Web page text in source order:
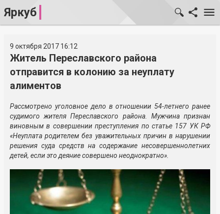
Яркуб
9 октября 2017 16:12
Житель Переславского района
отправится в колонию за неуплату
алиментов
Рассмотрено уголовное дело в отношении 54-летнего ранее
судимого жителя Переславского района. Мужчина признан
виновным в совершении преступления по статье 157 УК РФ
«Неуплата родителем без уважительных причин в нарушении
решения суда средств на содержание несовершеннолетних
детей, если это деяние совершено неоднократно».